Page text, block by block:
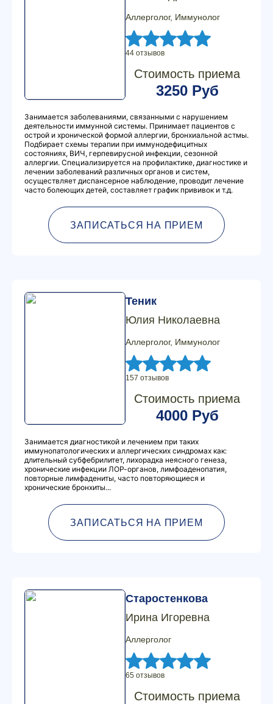
Аллерголог, Иммунолог
44 отзывов
Стоимость приема
3250 Руб
Занимается заболеваниями, связанными с нарушением
деятельности иммунной системы. Принимает пациентов с
острой и хронической формой аллергии, бронхиальной астмы.
Подбирает схемы терапии при иммунодефицитных
состояниях, ВИЧ, герпевирусной инфекции, сезонной
аллергии. Специализируется на профилактике, диагностике и
лечении заболеваний различных органов и систем,
осуществляет диспансерное наблюдение, проводит лечение
часто болеющих детей, составляет график прививок и т.д.
ЗАПИСАТЬСЯ НА ПРИЕМ
Теник
Юлия Николаевна
Аллерголог, Иммунолог
157 отзывов
Стоимость приема
4000 Руб
Занимается диагностикой и лечением при таких
иммунопатологических и аллергических синдромах как:
длительный субфебрилитет, лихорадка неясного генеза,
хронические инфекции ЛОР-органов, лимфоаденопатия,
повторные лимфадениты, часто повторяющиеся и
хронические бронхиты...
ЗАПИСАТЬСЯ НА ПРИЕМ
Старостенкова
Ирина Игоревна
Аллерголог
65 отзывов
Стоимость приема